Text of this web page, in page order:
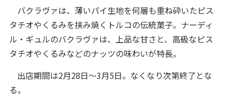
バクラヴァは、薄いパイ生地を何層も重ね砕いたピス
タチオやくるみを挟み焼くトルコの伝統菓子。ナーディ
ル・ギュルのバクラヴァは、上品な甘さと、高級なピス
タチオやくるみなどのナッツの味わいが特長。
出店期間は2月28日～3月5日。なくなり次第終了とな
る。